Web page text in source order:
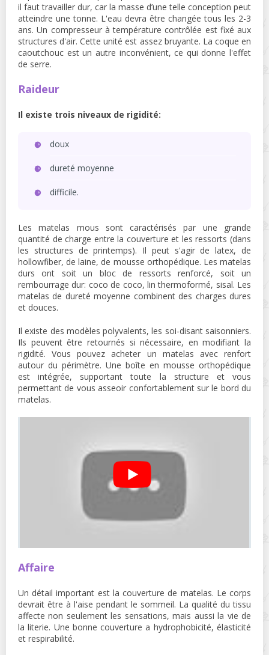
il faut travailler dur, car la masse d’une telle conception peut
atteindre une tonne. L'eau devra être changée tous les 2-3
ans. Un compresseur à température contrôlée est fixé aux
structures d'air. Cette unité est assez bruyante. La coque en
caoutchouc est un autre inconvénient, ce qui donne l'effet
de serre.
Raideur
Il existe trois niveaux de rigidité:
doux
dureté moyenne
difficile.
Les matelas mous sont caractérisés par une grande
quantité de charge entre la couverture et les ressorts (dans
les structures de printemps). Il peut s'agir de latex, de
hollowfiber, de laine, de mousse orthopédique. Les matelas
durs ont soit un bloc de ressorts renforcé, soit un
rembourrage dur: coco de coco, lin thermoformé, sisal. Les
matelas de dureté moyenne combinent des charges dures
et douces.
Il existe des modèles polyvalents, les soi-disant saisonniers.
Ils peuvent être retournés si nécessaire, en modifiant la
rigidité. Vous pouvez acheter un matelas avec renfort
autour du périmètre. Une boîte en mousse orthopédique
est intégrée, supportant toute la structure et vous
permettant de vous asseoir confortablement sur le bord du
matelas.
Affaire
Un détail important est la couverture de matelas. Le corps
devrait être à l'aise pendant le sommeil. La qualité du tissu
affecte non seulement les sensations, mais aussi la vie de
la literie. Une bonne couverture a hydrophobicité, élasticité
et respirabilité.